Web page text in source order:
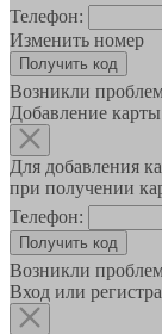
Телефон:
Изменить номер
Возникли
Добавление карты
Для добавления
при получении
Телефон:
Возникли
Вход или